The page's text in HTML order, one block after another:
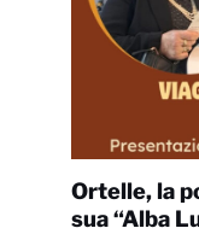
Ortelle, la
sua “Alba